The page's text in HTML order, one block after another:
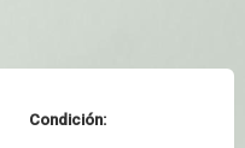
Condición: